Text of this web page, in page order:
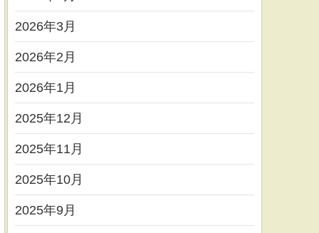
2026年3月
2026年2月
2026年1月
2025年12月
2025年11月
2025年10月
2025年9月